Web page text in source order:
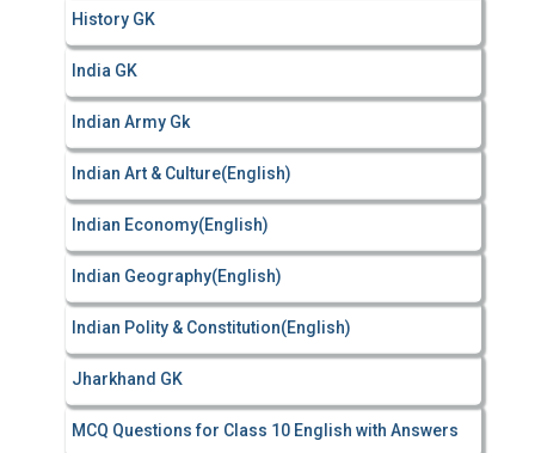
History GK
India GK
Indian Army Gk
Indian Art & Culture(English)
Indian Economy(English)
Indian Geography(English)
Indian Polity & Constitution(English)
Jharkhand GK
MCQ Questions for Class 10 English with Answers